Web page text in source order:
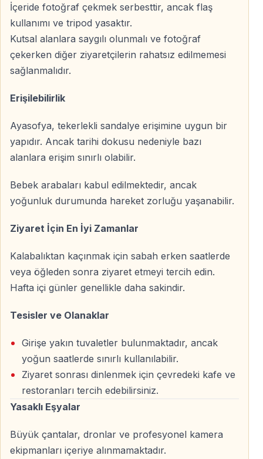
girişine kapalı olabilir
Güvenlik kontrolleri tüm ziyaretçiler için zorunludur
Ziyaret öncesinde güncel kuralları dikkate almanız
önerilir.
Ayasofya giriş bileti ne kadar süre geçerlidir?
Biletiniz, satın alma tarihinden itibaren
geçerlidir.
Evet. Her bilet tek giriş hakkısunar.
Sesli rehber hangi dillerde mevcuttur?
Sesli rehberTürkçe ve İngilizce dahil olmak üzere
Online satın alma sonrası biletinizQR kod olarak e-
posta ve WhatsAppüzerinden gönderilir.
QR kodlu bilet ile kuyrukta bekler miyim?
kuyruklarda bekleme süresi azalır.
İçeride fotoğraf çekmek serbesttir, ancak flaş
kullanımı ve tripod yasaktır.
Kutsal alanlara saygılı olunmalı ve fotoğraf
çekerken diğer ziyaretçilerin rahatsız edilmemesi
sağlanmalıdır.
Erişilebilirlik
Ayasofya, tekerlekli sandalye erişimine uygun bir
yapıdır. Ancak tarihi dokusu nedeniyle bazı
alanlara erişim sınırlı olabilir.
Bebek arabaları kabul edilmektedir, ancak
yoğunluk durumunda hareket zorluğu yaşanabilir.
Ziyaret İçin En İyi Zamanlar
Kalabalıktan kaçınmak için sabah erken saatlerde
veya öğleden sonra ziyaret etmeyi tercih edin.
Hafta içi günler genellikle daha sakindir.
Tesisler ve Olanaklar
Girişe yakın tuvaletler bulunmaktadır, ancak
yoğun saatlerde sınırlı kullanılabilir.
Ziyaret sonrası dinlenmek için çevredeki kafe ve
restoranları tercih edebilirsiniz.
Yasaklı Eşyalar
Büyük çantalar, dronlar ve profesyonel kamera
ekipmanları içeriye alınmamaktadır.